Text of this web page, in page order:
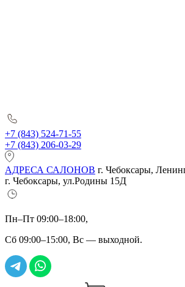
+7 (843) 524-71-55
+7 (843) 206-03-29
АДРЕСА САЛОНОВ г. Чебоксары,
г. Чебоксары, ул.Родины 15Д
Пн–Пт 09:00–18:00,
Сб 09:00–15:00, Вс — выходной.